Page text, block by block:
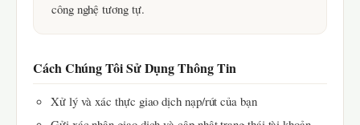
công nghệ tương tự.
Cách Chúng Tôi Sử Dụng Thông Tin
Xử lý và xác thực giao dịch nạp/rút của bạn